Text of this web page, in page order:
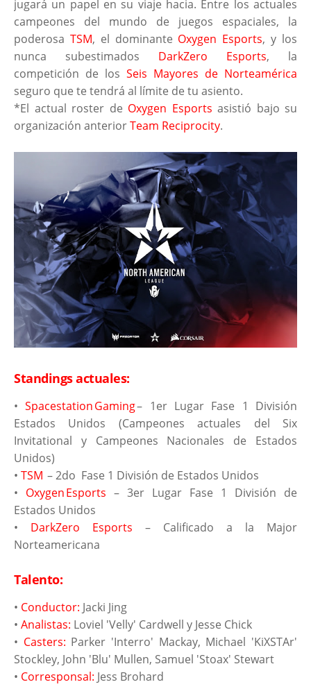
jugará un papel en su viaje hacia. Entre los actuales
campeones del mundo de juegos espaciales, la
poderosa TSM, el dominante Oxygen Esports, y los
nunca subestimados DarkZero Esports, la
competición de los Seis Mayores de Norteamérica
seguro que te tendrá al límite de tu asiento.
*El actual roster de Oxygen Esports asistió bajo su
organización anteriorTeam Reciprocity.
Standings actuales:
• Spacestation Gaming– 1er Lugar Fase 1 División
Estados Unidos (Campeones actuales del Six
Invitational y Campeones Nacionales de Estados
Unidos)
• TSM – 2do Fase 1 División de Estados Unidos
• Oxygen Esports – 3er Lugar Fase 1 División de
Estados Unidos
•
DarkZero Esports – Calificado a la Major
Norteamericana
Talento:
• Conductor: Jacki Jing
• Analistas: Loviel 'Velly' Cardwell y Jesse Chick
• Casters: Parker 'Interro' Mackay, Michael 'KiXSTAr'
Stockley, John 'Blu' Mullen, Samuel 'Stoax' Stewart
• Corresponsal: Jess Brohard